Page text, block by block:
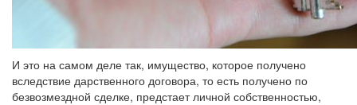
И это на самом деле так, имущество, которое получено
вследствие дарственного договора, то есть получено по
безвозмездной сделке, предстает личной собственностью,